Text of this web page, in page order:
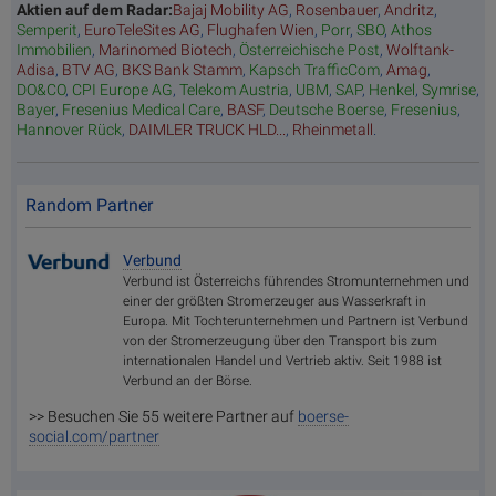
Aktien auf dem Radar:Bajaj Mobility AG, Rosenbauer, Andritz,
Semperit, EuroTeleSites AG, Flughafen Wien, Porr, SBO, Athos
Immobilien, Marinomed Biotech, Österreichische Post, Wolftank-
Adisa, BTV AG, BKS Bank Stamm, Kapsch TrafficCom, Amag,
DO&CO, CPI Europe AG, Telekom Austria, UBM, SAP, Henkel, Symrise,
Bayer, Fresenius Medical Care, BASF, Deutsche Boerse, Fresenius,
Hannover Rück, DAIMLER TRUCK HLD... , Rheinmetall
Random Partner
Verbund
Verbund ist Österreichs führendes Stromunternehmen und
einer der größten Stromerzeuger aus Wasserkraft in
Europa. Mit Tochterunternehmen und Partnern ist Verbund
von der Stromerzeugung über den Transport bis zum
internationalen Handel und Vertrieb aktiv. Seit 1988 ist
Verbund an der Börse.
>> Besuchen Sie 55 weitere Partner auf boerse-
social.com/partner